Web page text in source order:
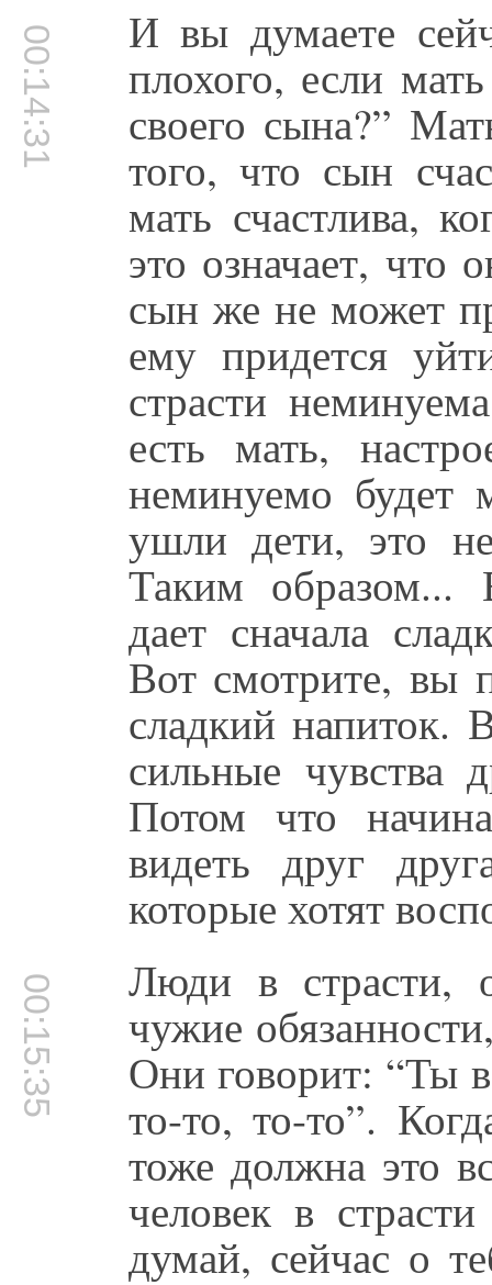
00:14:31 И вы думаете
плохого, если
своего сына?”
того, что сын
мать счастлива,
это означает, что
сын же не может
ему придется
страсти
есть мать,
неминуемо будет
ушли дети, это
Таким образом...
дает сначала
Вот смотрите, вы
сладкий напиток.
сильные чувства
Потом что
видеть друг
которые хотят
00:15:35 Люди в страсти,
чужие
Они говорит: “Ты
то-то, то-то”.
тоже должна это
человек в
думай, сейчас о